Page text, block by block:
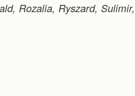
Rozalia, Ryszard, Sulimir,